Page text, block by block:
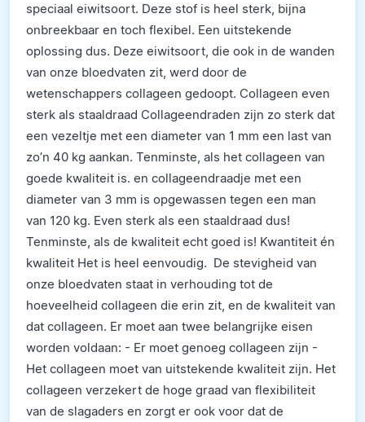
speciaal eiwitsoort. Deze stof is heel sterk, bijna
onbreekbaar en toch flexibel. Een uitstekende
oplossing dus. Deze eiwitsoort, die ook in de wanden
van onze bloedvaten zit, werd door de
wetenschappers collageen gedoopt. Collageen even
sterk als staaldraad Collageendraden zijn zo sterk dat
een vezeltje met een diameter van 1 mm een last van
zo’n 40 kg aankan. Tenminste, als het collageen van
goede kwaliteit is. en collageendraadje met een
diameter van 3 mm is opgewassen tegen een man
van 120 kg. Even sterk als een staaldraad dus!
Tenminste, als de kwaliteit echt goed is! Kwantiteit én
kwaliteit Het is heel eenvoudig. De stevigheid van
onze bloedvaten staat in verhouding tot de
hoeveelheid collageen die erin zit, en de kwaliteit van
dat collageen. Er moet aan twee belangrijke eisen
worden voldaan: - Er moet genoeg collageen zijn -
Het collageen moet van uitstekende kwaliteit zijn. Het
collageen verzekert de hoge graad van flexibiliteit
van de slagaders en zorgt er ook voor dat de